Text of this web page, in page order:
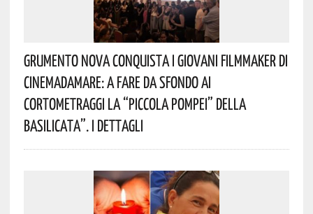
Grumento Nova Conquista I Giovani Filmmaker Di
Cinemadamare: A Fare Da Sfondo Ai
Cortometraggi La “Piccola Pompei” Della
Basilicata”. I Dettagli